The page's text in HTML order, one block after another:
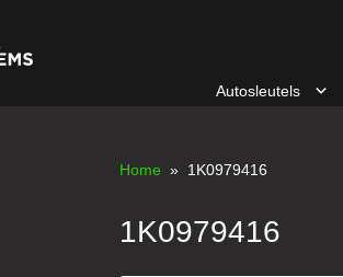
Autosleutels
Home » 1K0979416
1K0979416